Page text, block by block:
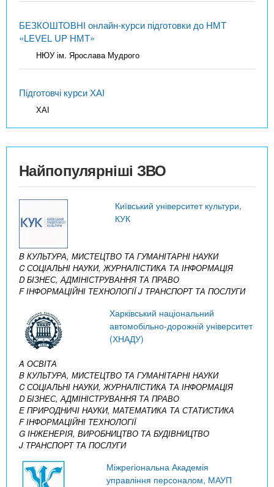
БЕЗКОШТОВНІ онлайн-курси підготовки до НМТ
«LEVEL UP НМТ»
НЮУ ім. Ярослава Мудрого
Підготовчі курси ХАІ
ХАІ
Найпопулярніші ЗВО
Київський університет культури,
КУК
B КУЛЬТУРА, МИСТЕЦТВО ТА ГУМАНІТАРНІ НАУКИ
C СОЦІАЛЬНІ НАУКИ, ЖУРНАЛІСТИКА ТА ІНФОРМАЦІЯ
D БІЗНЕС, АДМІНІСТРУВАННЯ ТА ПРАВО
F ІНФОРМАЦІЙНІ ТЕХНОЛОГІЇJ ТРАНСПОРТ ТА ПОСЛУГИ
Харківський національний
автомобільно-дорожній університет
(ХНАДУ)
A ОСВІТА
B КУЛЬТУРА, МИСТЕЦТВО ТА ГУМАНІТАРНІ НАУКИ
C СОЦІАЛЬНІ НАУКИ, ЖУРНАЛІСТИКА ТА ІНФОРМАЦІЯ
D БІЗНЕС, АДМІНІСТРУВАННЯ ТА ПРАВО
E ПРИРОДНИЧІ НАУКИ, МАТЕМАТИКА ТА СТАТИСТИКА
F ІНФОРМАЦІЙНІ ТЕХНОЛОГІЇ
G ІНЖЕНЕРІЯ, ВИРОБНИЦТВО ТА БУДІВНИЦТВО
J ТРАНСПОРТ ТА ПОСЛУГИ
Міжрегіональна Академія
управління персоналом, МАУП